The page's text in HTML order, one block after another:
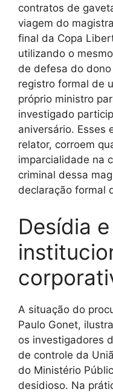
contratos de
viagem do
final da Copa
utilizando o
de defesa do
registro formal de
próprio ministro
investigado
aniversário. Esses
relator, corroem
imparcialidade na
criminal dessa
declaração formal
Desídia
A situação do
Paulo Gonet,
os investigadores
de controle da
do Ministério
desidioso. Na